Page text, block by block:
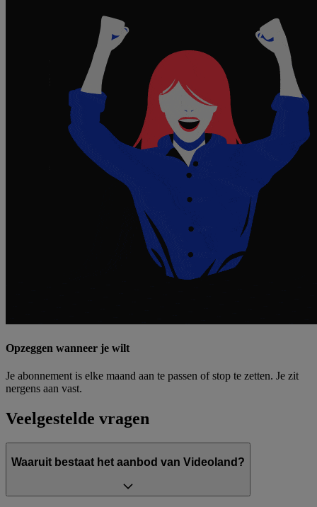
Opzeggen wanneer je wilt
Je abonnement is elke maand aan te passen of stop te zetten. Je zit
nergens aan vast.
Veelgestelde vragen
Waaruit bestaat het aanbod van Videoland?